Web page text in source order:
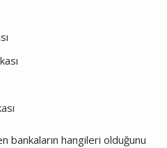
bankaların hangileri olduğunu